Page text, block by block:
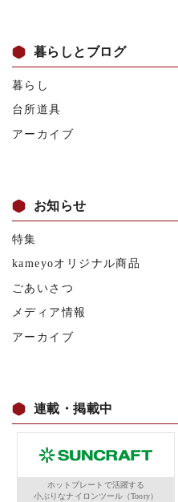
暮らしとブログ
暮らし
台所道具
アーカイブ
お知らせ
特集
kameyoオリジナル商品
ごあいさつ
メディア情報
アーカイブ
連載・掲載中
ホットプレートで活躍する
小ぶりなナイロンツール（Toory）